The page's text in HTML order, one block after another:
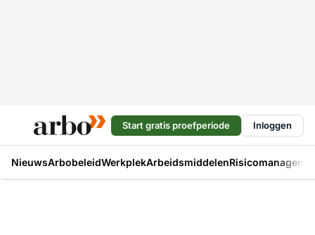
Start gratis proefperiode Inloggen
NieuwsArbobeleidWerkplekArbeidsmiddelen